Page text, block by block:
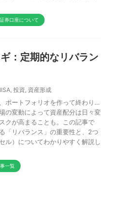
証券口座について
：定期的なリバラン
, 投資, 資産形成
ポートフォリオを作って終わり…
の変動によって資産配分は日々変
クが高まることも。この記事で
「リバランス」の重要性と、2つ
ル）についてわかりやすく解説し
一覧